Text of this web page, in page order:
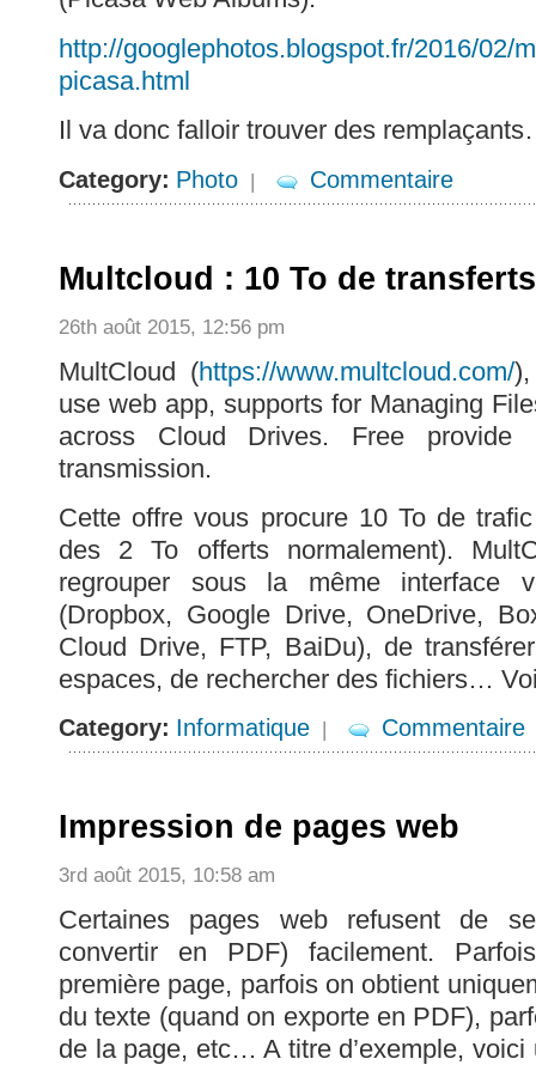
http://googlephotos.blogspot.fr/2016/02/
picasa.html
Il va donc falloir trouver des
Category: Photo | Commentaire
Multcloud : 10 To de
26th août 2015, 12:56 pm
MultCloud (https://www.multcloud.com/
use web app, supports for Managing
across Cloud Drives. Free
transmission.
Cette offre vous procure 10 To de
des 2 To offerts normalement).
regrouper sous la même interface
(Dropbox, Google Drive, OneDrive,
Cloud Drive, FTP, BaiDu), de
espaces, de rechercher des fichiers…
Category: Informatique | Commentaire
Impression de pages web
3rd août 2015, 10:58 am
Certaines pages web refusent de
convertir en PDF) facilement.
première page, parfois on obtient
du texte (quand on exporte en PDF),
de la page, etc… A titre d’exemple,